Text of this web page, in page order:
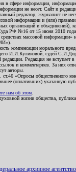
в сфере информации,
не несет. Сайт и
редактор, журналист не
информации и (или)
организаций и объединений),
РФ №16 от 15 июня 2010
массовой информации»
компенсации морального
И.И.Куликовой, судей
Редакция не вступает в
и комментариев. За них
авторы.
ст.46 «Опросы общественного
(оплативших) указанную
нам об этом
жизни общества,